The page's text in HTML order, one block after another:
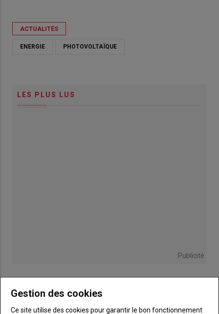
ACTUALITÉS
ENERGIE PHOTOVOLTAÏQUE
LES PLUS LUS
Publicité
TITRE JE M'ABONNE
Gestion des cookies
Ce site utilise des cookies pour garantir le bon fonctionnement